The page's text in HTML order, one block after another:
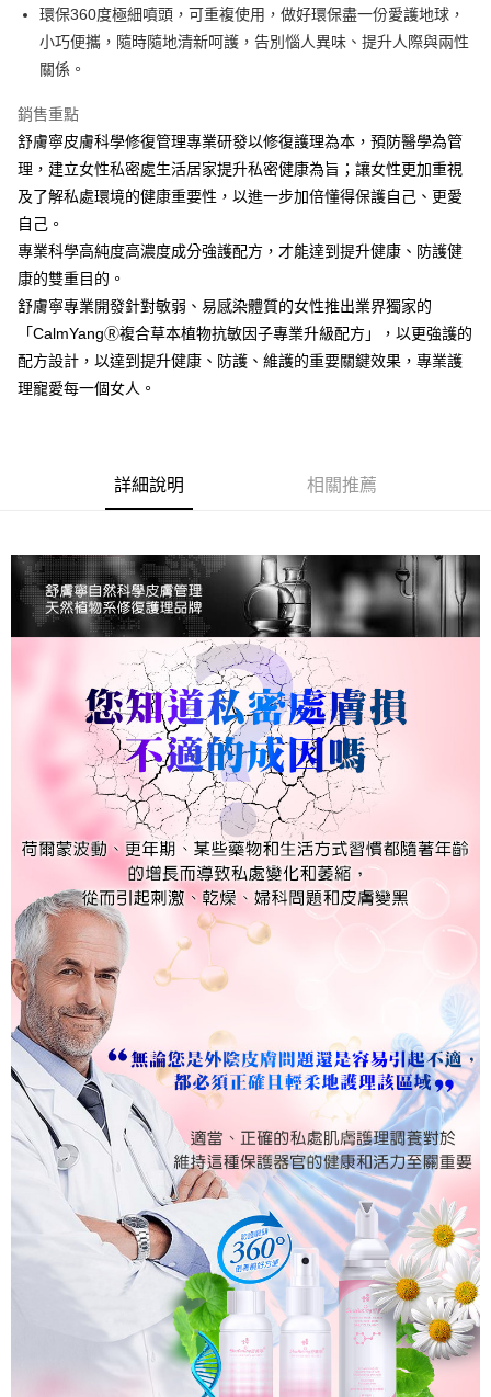
大哥付你分期
相關說明
2.付款方式選擇「大哥付你分期」，訂單成立後會自動跳轉到大哥付的交易
流程，驗證手機門號後，選擇欲分期的期數、繳款截止日，確認付款後即完
成交易。
3.實際核准額度、可分期數及費用金額請依後續交易確認頁面所載為準。
4.訂單成立30分鐘內，如未前往確認交易或遇審核未通過，訂單將自動取
消。如遇「轉專審核」未通過狀況，表示未達大哥付你分期系統評分，恕無
法說明評估內容。
【繳款方式說明】
1.分期款項不併入電信帳單，「大哥付你分期」於每月結算日後寄送繳費提
醒簡訊。
帳／街口支付／iPASS MONEY」等通路繳費。
【注意事項】
1.本服務係由「台灣大哥大股份有限公司」（以下簡稱本公司）所提供，讓
資料（包含姓名、電話或地址）提供予台灣大哥大進項蒐集、處理及利用，
由本公司與您本人進行分期帳單所需資料之確認、核對及更正。
相關說明
【關於「AFTEE先享後付」】
AFTEE先享後付是「在收到商品之後才付款」的支付方式。 讓您購物簡單
便利好安心！
２．便利：只要手機號碼，簡訊認證，即可結帳。
３．安心：先確認商品／服務後，再付款。
【「AFTEE先享後付」結帳流程】
１．於結帳方式選擇「AFTEE先享後付」後，將跳轉至「AFTEE先享後付」
結帳頁面，進行簡訊認證並確認金額後，即可完成結帳。
３．收到繳費通知簡訊後14天內，點擊此簡訊中的連結，可透過四大超商／
ATM／網路銀行／等多元方式進行付款，方視為交易完成。
是否繳費成功／繳費後需取消欲退款等相關疑問，請聯繫「AFTEE先享後付
客戶支援中心」https://netprotections.freshdesk.com/support/home
１．透過由恩沛科技股份有限公司提供之「AFTEE先享後付」服務完成之交
易，需依本服務之必要範圍內提供個人資料，並將交易相關給付款項請求債
權轉讓予恩沛科技股份有限公司。
２．關於個人資料處理事宜，請瀏覽以下網址：
https://aftee.tw/terms/#terms3
３．未成年的使用者請事先徵得法定代理人或監護人之同意方可使用
「AFTEE先享後付」，若未經同意申辦者引起之損失，本公司不負相關責
４．使用「AFTEE先享後付」時，將依據個別帳號之用戶狀況，依本公司即
時審查核予不同之上限額度；若仍有額度不足之情形，本公司將視審查結果
請求用戶進行身份認證。
５．嚴禁一人註冊多個帳號或使用他人資訊註冊。若發現惡意使用之情形，
恩沛科技股份有限公司將有權停止該用戶之使用額度並採取法律行動。
ATM付款
運送方式
全家付款取貨
每筆NT$120，滿NT$1,500(含以上)免運費
全家取貨付款
每筆NT$120，滿NT$1,500(含以上)免運費
付款後全家取貨
每筆NT$120，滿NT$1,500(含以上)免運費
每筆NT$120，滿NT$1,500(含以上)免運費
付款後7-11取貨
每筆NT$120，滿NT$1,500(含以上)免運費
每筆NT$120，滿NT$1,500(含以上)免運費
國家/區域配送
環保360度極細噴頭，可重複使用，做好環保盡一份愛護地球，
小巧便攜，隨時隨地清新呵護，告別惱人異味、提升人際與兩性
關係。
銷售重點
舒膚寧皮膚科學修復管理專業研發以修復護理為本，預防醫學為管
理，建立女性私密處生活居家提升私密健康為旨；讓女性更加重視
及了解私處環境的健康重要性，以進一步加倍懂得保護自己、更愛
自己。
專業科學高純度高濃度成分強護配方，才能達到提升健康、防護健
康的雙重目的。
舒膚寧專業開發針對敏弱、易感染體質的女性推出業界獨家的
「CalmYangⓇ複合草本植物抗敏因子專業升級配方」，以更強護的
配方設計，以達到提升健康、防護、維護的重要關鍵效果，專業護
理寵愛每一個女人。
詳細說明 相關推薦